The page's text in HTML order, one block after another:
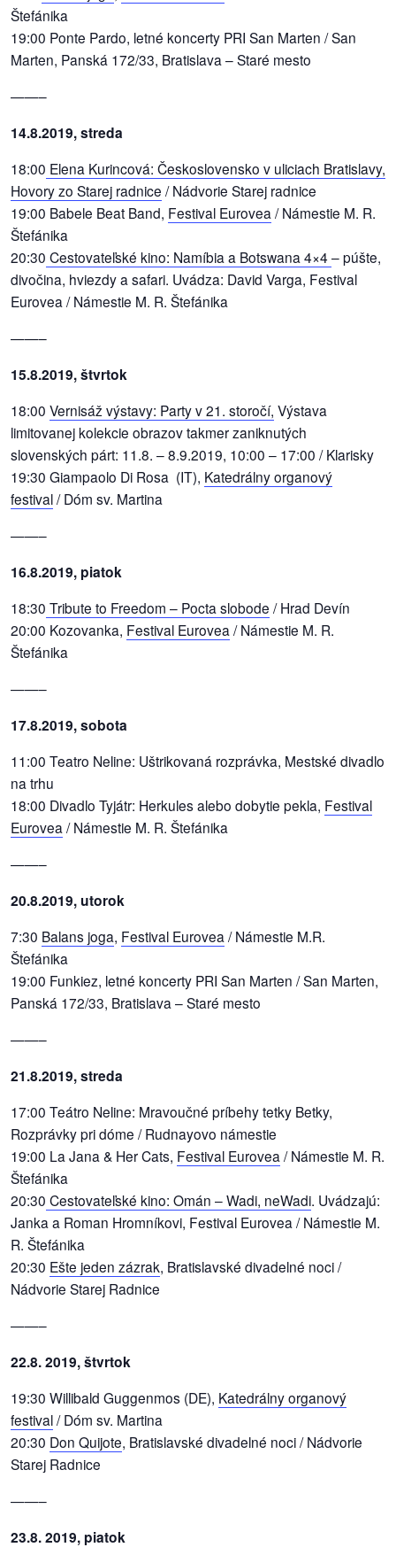
Štefánika
19:00 Ponte Pardo, letné koncerty PRI San Marten / San
Marten, Panská 172/33, Bratislava – Staré mesto
——–
14.8.2019, streda
18:00 Elena Kurincová: Československo v uliciach Bratislavy,
Hovory zo Starej radnice / Nádvorie Starej radnice
19:00 Babele Beat Band, Festival Eurovea / Námestie M. R.
Štefánika
20:30 Cestovateľské kino: Namíbia a Botswana 4×4 – púšte,
divočina, hviezdy a safari. Uvádza: David Varga, Festival
Eurovea / Námestie M. R. Štefánika
——–
15.8.2019, štvrtok
18:00 Vernisáž výstavy: Party v 21. storočí, Výstava
limitovanej kolekcie obrazov takmer zaniknutých
slovenských párt: 11.8. – 8.9.2019, 10:00 – 17:00 / Klarisky
19:30 Giampaolo Di Rosa (IT), Katedrálny organový
festival/ Dóm sv. Martina
——–
16.8.2019, piatok
18:30 Tribute to Freedom – Pocta slobode / Hrad Devín
20:00 Kozovanka, Festival Eurovea / Námestie M. R.
Štefánika
——–
17.8.2019, sobota
11:00 Teatro Neline: Uštrikovaná rozprávka, Mestské divadlo
na trhu
18:00 Divadlo Tyjátr: Herkules alebo dobytie pekla, Festival
Eurovea / Námestie M. R. Štefánika
——–
20.8.2019, utorok
7:30 Balans joga, Festival Eurovea / Námestie M.R.
Štefánika
19:00 Funkiez, letné koncerty PRI San Marten / San Marten,
Panská 172/33, Bratislava – Staré mesto
——–
21.8.2019, streda
17:00 Teátro Neline: Mravoučné príbehy tetky Betky,
Rozprávky pri dóme / Rudnayovo námestie
19:00 La Jana & Her Cats, Festival Eurovea / Námestie M. R.
Štefánika
20:30 Cestovateľské kino: Omán – Wadi, neWadi. Uvádzajú:
Janka a Roman Hromníkovi, Festival Eurovea / Námestie M.
R. Štefánika
20:30 Ešte jeden zázrak, Bratislavské divadelné noci /
Nádvorie Starej Radnice
——–
22.8. 2019, štvrtok
19:30 Willibald Guggenmos (DE), Katedrálny organový
festival/ Dóm sv. Martina
20:30 Don Quijote, Bratislavské divadelné noci / Nádvorie
Starej Radnice
——–
23.8. 2019, piatok